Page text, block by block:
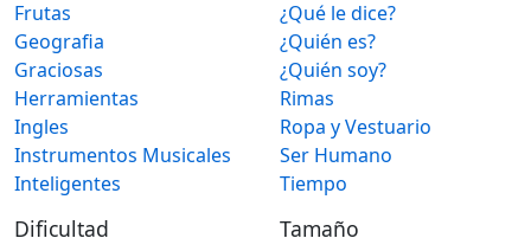
Frutas
Geografia
Graciosas
Herramientas
Ingles
Instrumentos Musicales
Inteligentes
¿Qué le dice?
¿Quién es?
¿Quién soy?
Rimas
Ropa y Vestuario
Ser Humano
Tiempo
Dificultad Tamaño